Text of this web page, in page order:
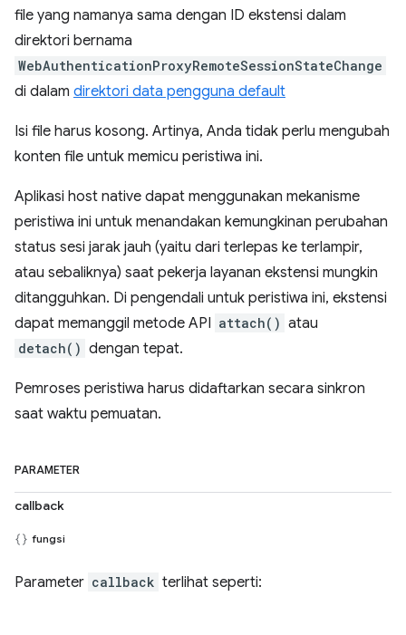
file yang namanya sama dengan ID ekstensi dalam
direktori bernama
WebAuthenticationProxyRemoteSessionStateChange
di dalam direktori data pengguna default
Isi file harus kosong. Artinya, Anda tidak perlu mengubah
konten file untuk memicu peristiwa ini.
Aplikasi host native dapat menggunakan mekanisme
peristiwa ini untuk menandakan kemungkinan perubahan
status sesi jarak jauh (yaitu dari terlepas ke terlampir,
atau sebaliknya) saat pekerja layanan ekstensi mungkin
ditangguhkan. Di pengendali untuk peristiwa ini, ekstensi
dapat memanggil metode API attach() atau
detach() dengan tepat.
Pemroses peristiwa harus didaftarkan secara sinkron
saat waktu pemuatan.
PARAMETER
callback
fungsi
Parameter callback terlihat seperti: